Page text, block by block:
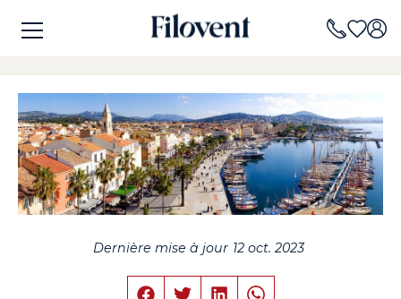
Dernière mise à jour 12 oct. 2023